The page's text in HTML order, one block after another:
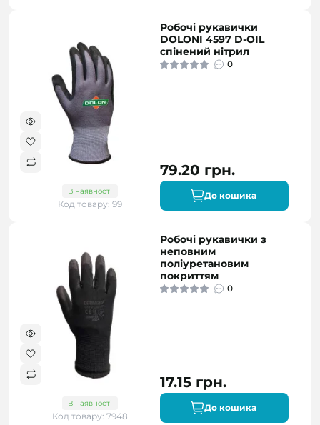
В наявності
Код товару: 99
Робочі рукавички
DOLONI 4597 D-OIL
спінений нітрил
0
79.20 грн.
До кошика
В наявності
Код товару: 7948
Робочі рукавички з
неповним
поліуретановим
покриттям
0
17.15 грн.
До кошика